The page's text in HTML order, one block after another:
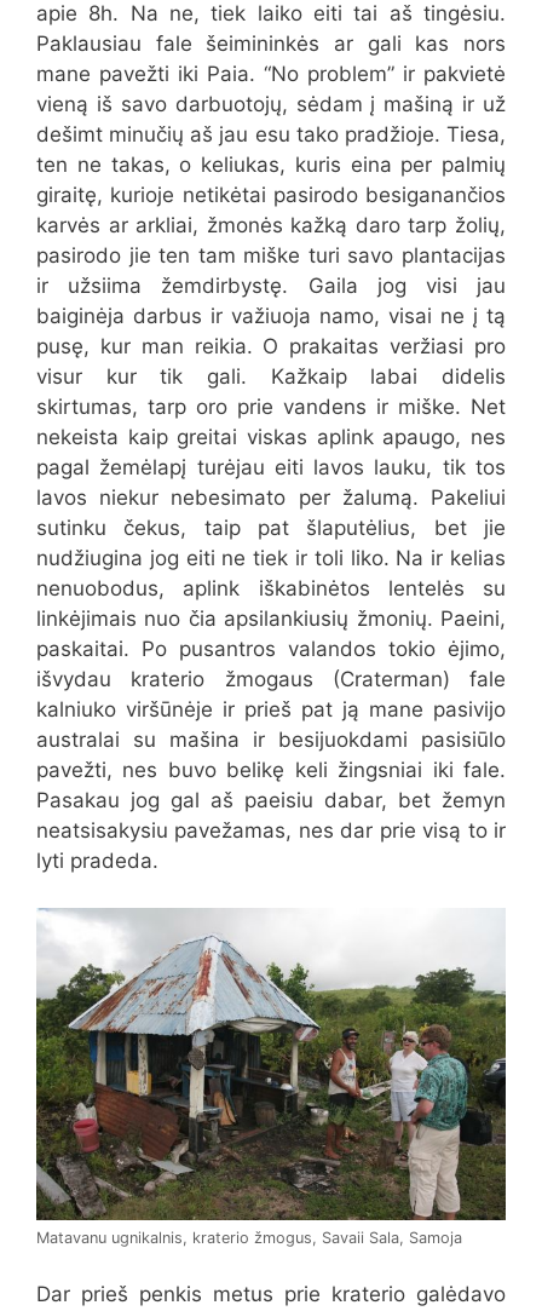
apie 8h. Na ne, tiek laiko eiti tai aš tingėsiu.
Paklausiau fale šeimininkės ar gali kas nors
mane pavežti iki Paia. “No problem” ir pakvietė
vieną iš savo darbuotojų, sėdam į mašiną ir už
dešimt minučių aš jau esu tako pradžioje. Tiesa,
ten ne takas, o keliukas, kuris eina per palmių
giraitę, kurioje netikėtai pasirodo besiganančios
karvės ar arkliai, žmonės kažką daro tarp žolių,
pasirodo jie ten tam miške turi savo plantacijas
ir užsiima žemdirbystę. Gaila jog visi jau
baiginėja darbus ir važiuoja namo, visai ne į tą
pusę, kur man reikia. O prakaitas veržiasi pro
visur kur tik gali. Kažkaip labai didelis
skirtumas, tarp oro prie vandens ir miške. Net
nekeista kaip greitai viskas aplink apaugo, nes
pagal žemėlapį turėjau eiti lavos lauku, tik tos
lavos niekur nebesimato per žalumą. Pakeliui
sutinku čekus, taip pat šlaputėlius, bet jie
nudžiugina jog eiti ne tiek ir toli liko. Na ir kelias
nenuobodus, aplink iškabinėtos lentelės su
linkėjimais nuo čia apsilankiusių žmonių. Paeini,
paskaitai. Po pusantros valandos tokio ėjimo,
išvydau kraterio žmogaus (Craterman) fale
kalniuko viršūnėje ir prieš pat ją mane pasivijo
australai su mašina ir besijuokdami pasisiūlo
pavežti, nes buvo belikę keli žingsniai iki fale.
Pasakau jog gal aš paeisiu dabar, bet žemyn
neatsisakysiu pavežamas, nes dar prie visą to ir
lyti pradeda.
Matavanu ugnikalnis, kraterio žmogus, Savaii Sala, Samoja
Dar prieš penkis metus prie kraterio galėdavo